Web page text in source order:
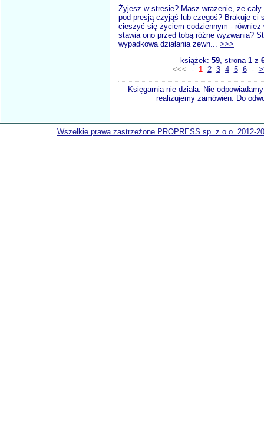
Żyjesz w stresie? Masz wrażenie, że
pod presją czyjąś lub czegoś? Brakuje ci
cieszyć się życiem codziennym - również
stawia ono przed tobą różne wyzwania?
wypadkową działania zewn... >>>
książek: 59, strona 1z
<<< - 1 2 3 4 5 6-
Księgarnia nie działa. Nie
realizujemy zamówien. Do
Wszelkie prawa zastrzeżone PROPRESS sp. z o.o. 2012-